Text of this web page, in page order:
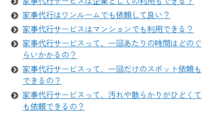
家事代行はワンルームでも依頼して良い？
家事代行サービスはマンションでも利用できる？
家事代行サービスって、一回あたりの時間はどのぐ
らいかかるの？
家事代行サービスって、一回だけのスポット依頼も
できるの？
家事代行サービスって、汚れや散らかりがひどくて
も依頼できるの？